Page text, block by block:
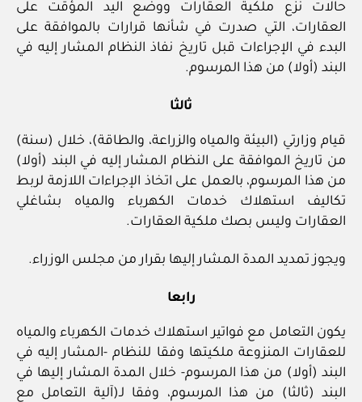
حالات نزع ملكية العقارات ووضع اليد المؤقت على
العقارات، التي صدرت في شأنها قرارات بالموافقة على
البدء في الإجراءات قبل تاريخ نفاذ النظام المشار إليه في
البند (أولا) من هذا المرسوم.
ثالثا
قيام وزارتي (البيئة والمياه والزراعة، والطاقة)، خلال (سنة)
من تاريخ الموافقة على النظام المشار إليه في البند (أولا)
من هذا المرسوم، بالعمل على اتخاذ الإجراءات اللازمة لربط
تكاليف استهلاك خدمات الكهرباء والمياه بشاغلي
العقارات وليس بصك ملكية العقارات.
ويجوز تمديد المدة المشار إليها بقرار من مجلس الوزراء.
رابعا
يكون التعامل مع فواتير استهلاك خدمات الكهرباء والمياه
للعقارات المنزوعة ملكيتها وفقا للنظام -المشار إليه في
البند (أولا) من هذا المرسوم- خلال المدة المشار إليها في
البند (ثالثا) من هذا المرسوم، وفقا لـ(آلية التعامل مع